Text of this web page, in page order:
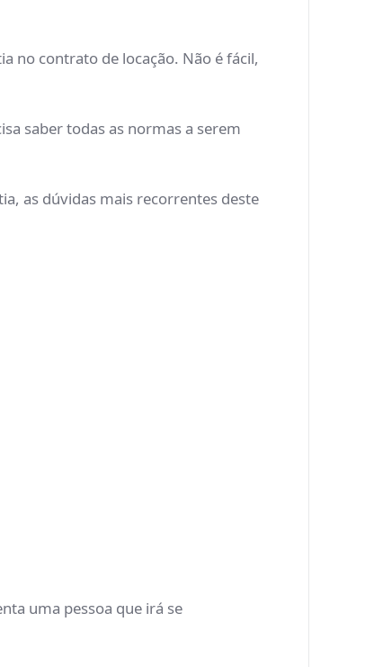
no contrato de locação. Não é fácil,
saber todas as normas a serem
as dúvidas mais recorrentes deste
uma pessoa que irá se